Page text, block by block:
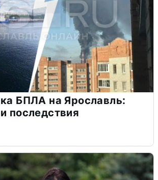
БПЛА на Ярославль:
последствия